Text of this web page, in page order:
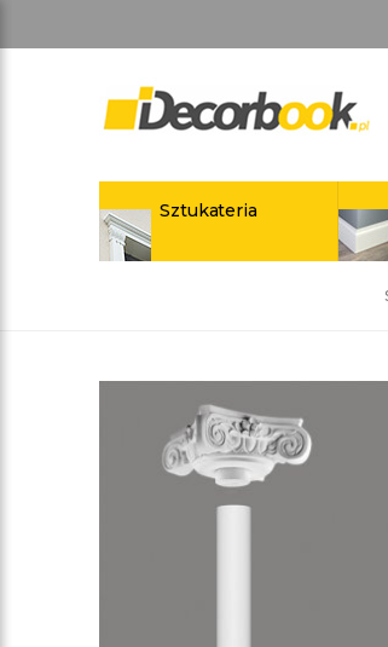
Sztukateria